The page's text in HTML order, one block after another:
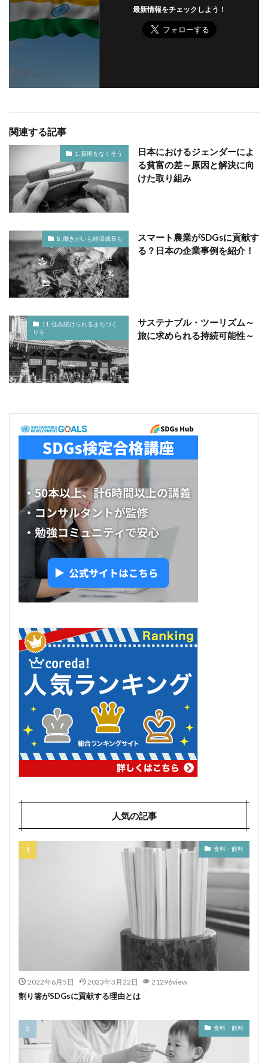
最新情報をチェックしよう！
関連する記事
1. 貧困をなくそう
日本におけるジェンダーによ
る貧富の差～原因と解決に向
けた取り組み
8. 働きがいも経済成長も
スマート農業がSDGsに貢献す
る？日本の企業事例を紹介！
11. 住み続けられるまちづく
りを
サステナブル・ツーリズム～
旅に求められる持続可能性～
人気の記事
食料・飲料
2022年6月5日 2023年3月22日 21296view
割り箸がSDGsに貢献する理由とは
食料・飲料